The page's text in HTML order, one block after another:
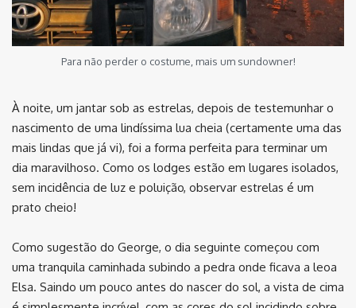
Para não perder o costume, mais um sundowner!
À noite, um jantar sob as estrelas, depois de testemunhar o
nascimento de uma lindíssima lua cheia (certamente uma das
mais lindas que já vi), foi a forma perfeita para terminar um
dia maravilhoso. Como os lodges estão em lugares isolados,
sem incidência de luz e poluição, observar estrelas é um
prato cheio!
Como sugestão do George, o dia seguinte começou com
uma tranquila caminhada subindo a pedra onde ficava a leoa
Elsa. Saindo um pouco antes do nascer do sol, a vista de cima